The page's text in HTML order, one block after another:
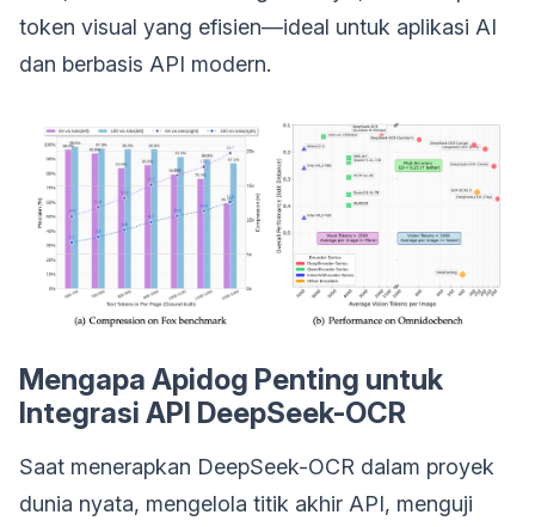
token visual yang efisien—ideal untuk aplikasi AI
dan berbasis API modern.
Mengapa Apidog Penting untuk
Integrasi API DeepSeek-OCR
Saat menerapkan DeepSeek-OCR dalam proyek
dunia nyata, mengelola titik akhir API, menguji